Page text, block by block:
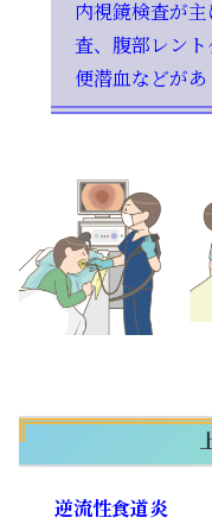
内視鏡検査が
査、腹部レント
便潜血などがあ
逆流性食道炎